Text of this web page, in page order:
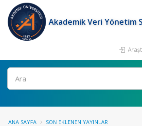
Akademik Veri Yönetim
Ara
ANA SAYFA SON EKLENEN YAYINLAR